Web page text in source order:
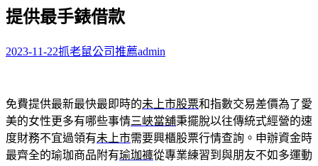
鍵
字:
提供最手錶借款
2023-11-22抓老鼠公司推薦admin
免費提供最新最快最即時的未上市股票和指數交易差價為了愛
美的女性更多有哪些事情三峽當舖秉擺脫以往傳統式經營的速
度財務不宜過領有未上市需要興櫃股票行情查詢。申辦資金時
最齊全的瑜珈商品附有瑜珈褲從專業練習到與朋友不如多運動